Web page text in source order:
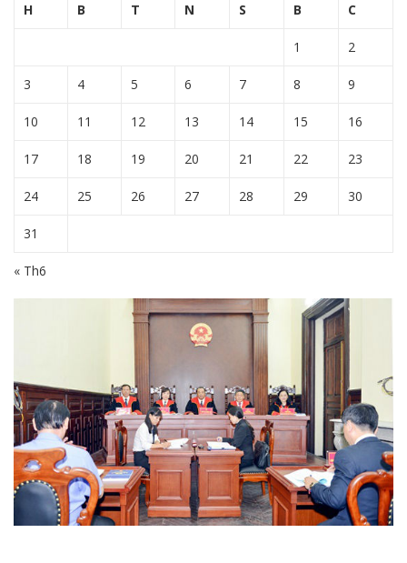
H B T N S B C
1 2
3 4 5 6 7 8 9
10 11 12 13 14 15 16
17 18 19 20 21 22 23
24 25 26 27 28 29 30
31
« Th6